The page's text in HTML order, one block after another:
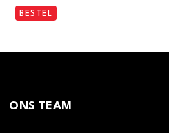
BESTEL
ONS TEAM